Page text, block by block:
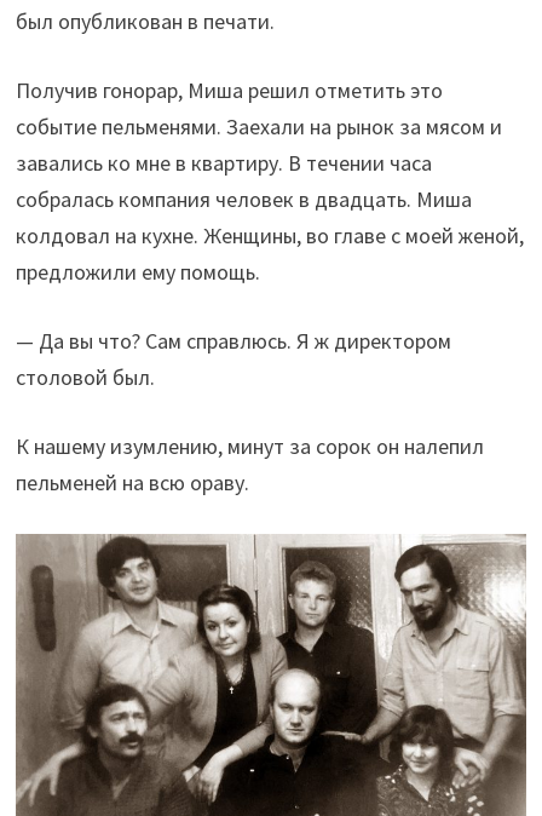
был опубликован в печати.
Получив гонорар, Миша решил отметить это
событие пельменями. Заехали на рынок за мясом и
завались ко мне в квартиру. В течении часа
собралась компания человек в двадцать. Миша
колдовал на кухне. Женщины, во главе с моей женой,
предложили ему помощь.
— Да вы что? Сам справлюсь. Я ж директором
столовой был.
К нашему изумлению, минут за сорок он налепил
пельменей на всю ораву.